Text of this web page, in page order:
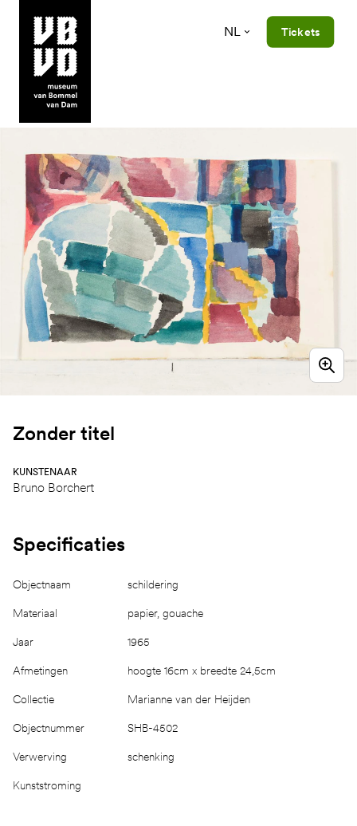
museum van Bommel van Dam
NL Tickets
Zonder titel
KUNSTENAAR
Bruno Borchert
Specificaties
Objectnaam schildering
Materiaal papier, gouache
Jaar 1965
Afmetingen hoogte 16cm x breedte 24,5cm
Collectie Marianne van der Heijden
Objectnummer SHB-4502
Verwerving schenking
Kunststroming